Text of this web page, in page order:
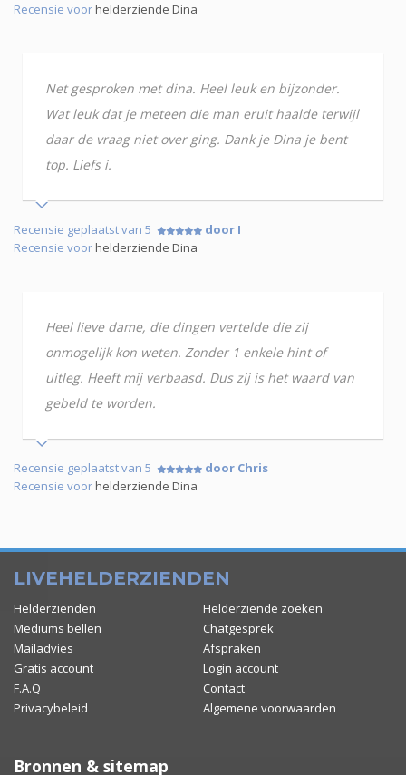
Recensie voorhelderziende Dina
Net gesproken met dina. Heel leuk en bijzonder.
Wat leuk dat je meteen die man eruit haalde terwijl
daar de vraag niet over ging. Dank je Dina je bent
top. Liefs i.
Recensie geplaatst van 5
door I
Recensie voorhelderziende Dina
Heel lieve dame, die dingen vertelde die zij
onmogelijk kon weten. Zonder 1 enkele hint of
uitleg. Heeft mij verbaasd. Dus zij is het waard van
gebeld te worden.
Recensie geplaatst van 5
door Chris
Recensie voorhelderziende Dina
LIVEHELDERZIENDEN
Helderzienden
Helderziende zoeken
Mediums bellen
Chatgesprek
Mailadvies
Afspraken
Gratis account
Login account
F.A.Q
Contact
Privacybeleid
Algemene voorwaarden
Bronnen & sitemap